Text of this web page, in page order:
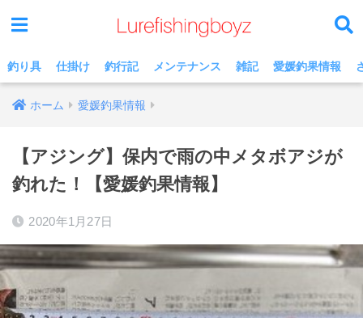
釣り具 仕掛け 釣行記 メンテナンス 雑記 愛媛釣果情報
ホーム 愛媛釣果情報
【アジング】保内で雨の中メタボアジが
釣れた！【愛媛釣果情報】
2020年1月27日